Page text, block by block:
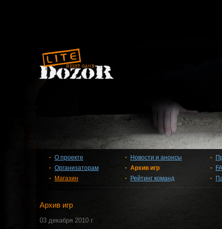
О проекте
Организаторам
Магазин
Новости и анонсы
Архив игр
Рейтинг команд
Архив игр
03 декабря 2010 г.